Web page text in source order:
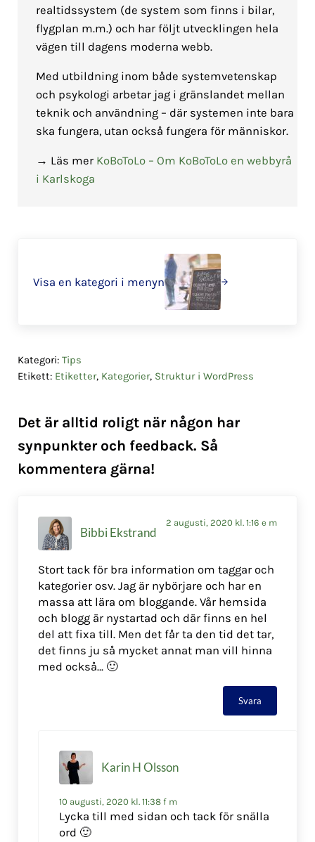
realtidssystem (de system som finns i bilar,
flygplan m.m.) och har följt utvecklingen hela
vägen till dagens moderna webb.
Med utbildning inom både systemvetenskap
och psykologi arbetar jag i gränslandet mellan
teknik och användning – där systemen inte bara
ska fungera, utan också fungera för människor.
→ Läs mer KoBoToLo – Om KoBoToLo en webbyrå
i Karlskoga
Visa en kategori i menyn
Kategori: Tips
Etikett: Etiketter, Kategorier, Struktur i WordPress
Det är alltid roligt när någon har
synpunkter och feedback. Så
kommentera gärna!
Bibbi Ekstrand
2 augusti, 2020 kl. 1:16 e m
Stort tack för bra information om taggar och
kategorier osv. Jag är nybörjare och har en
massa att lära om bloggande. Vår hemsida
och blogg är nystartad och där finns en hel
del att fixa till. Men det får ta den tid det tar,
det finns ju så mycket annat man vill hinna
med också… 🙂
Svara
Karin H Olsson
10 augusti, 2020 kl. 11:38 f m
Lycka till med sidan och tack för snälla
ord 🙂